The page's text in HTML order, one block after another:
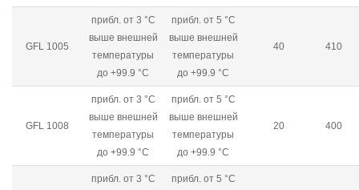
GFL 1005
прибл. от 3 °C
выше внешней
температуры
до +99.9 °C
прибл. от 5 °C
выше внешней
температуры
до +99.9 °C
40 410
GFL 1008
прибл. от 3 °C
выше внешней
температуры
до +99.9 °C
прибл. от 5 °C
выше внешней
температуры
до +99.9 °C
20 400
прибл. от 3 °C
прибл. от 5 °C